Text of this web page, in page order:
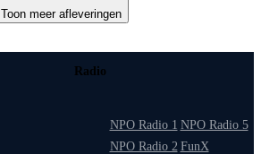
Toon meer afleveringen
Radio
NPO Radio 1
NPO Radio 2
NPO Radio 5
FunX